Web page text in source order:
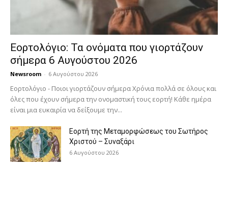
Εορτολόγιο: Τα ονόματα που γιορτάζουν
σήμερα 6 Αυγούστου 2026
Newsroom - 6 Αυγούστου 2026
Εορτολόγιο - Ποιοι γιορτάζουν σήμερα Χρόνια πολλά σε όλους και
όλες που έχουν σήμερα την ονομαστική τους εορτή! Κάθε ημέρα
είναι μια ευκαιρία να δείξουμε την...
Εορτή της Μεταμορφώσεως του Σωτήρος
Χριστού – Συναξάρι
6 Αυγούστου 2026